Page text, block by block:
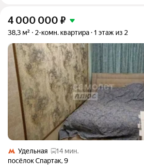
4 000 000 ₽
38,3 м² 2-комн. квартира 1 этаж из 2
Удельная
14 мин.
посёлок Спартак,9